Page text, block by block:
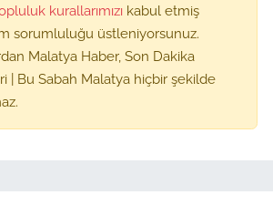
kurallarımızı kabul etmiş
sorumluluğu üstleniyorsunuz.
Malatya Haber, Son Dakika
| Bu Sabah Malatya hiçbir şekilde